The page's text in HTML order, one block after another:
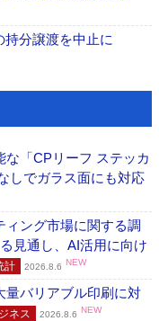
分譲渡を中止に
「CPリーフ ステッカ
しでガラス面にも対応
ング市場に関する調
見通し、AI活用に向け
計 2026.8.6 NEW
バリアブル印刷に対
ネス 2026.8.6 NEW